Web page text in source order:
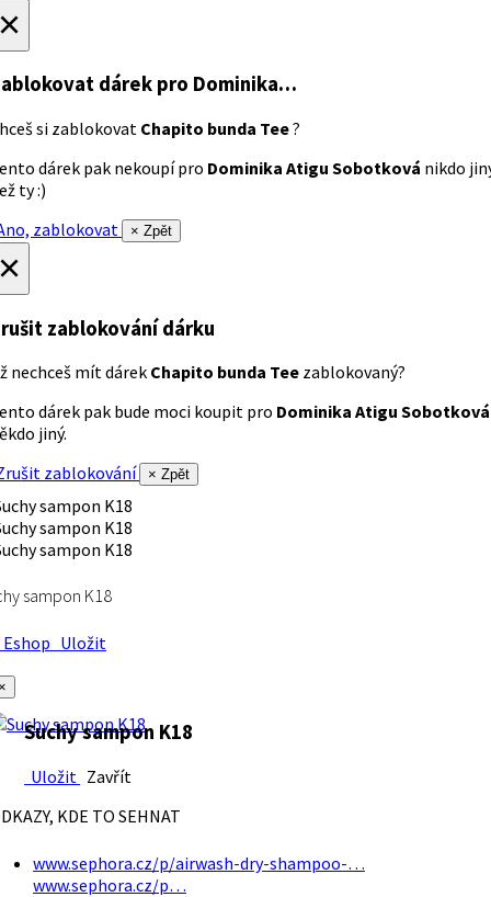
dárek pro Dominika…
si zablokovat Chapito bunda Tee?
dárek pak nekoupí pro Dominika Atigu Sobotková nikdo
ty :)
zablokovat
× Zpět
zablokování dárku
nechceš mít dárek Chapito bunda Tee zablokovaný?
dárek pak bude moci koupit pro Dominika Atigu Sobotková
jiný.
zablokování
× Zpět
sampon K18
Uložit
Suchy sampon K18
Uložit Zavřít
KDE TO SEHNAT
www.sephora.cz/p/airwash-dry-shampoo-…
www.sephora.cz/p…